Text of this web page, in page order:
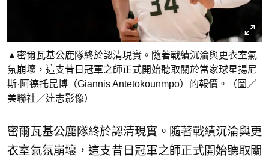
▲密爾瓦基公鹿隊終於認清現實。隨著戰績沉淪與更衣室氣
氛崩壞，這支昔日冠軍之師正式開始聽取關於當家球星揚尼
斯·阿德托昆博（Giannis Antetokounmpo）的報價。（圖／
美聯社／達志影像）
密爾瓦基公鹿隊終於認清現實。隨著戰績沉淪與更
衣室氣氛崩壞，這支昔日冠軍之師正式開始聽取關